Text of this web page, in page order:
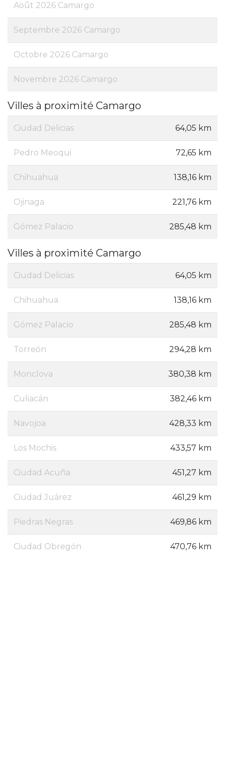
Août 2026 Camargo
Septembre 2026 Camargo
Octobre 2026 Camargo
Novembre 2026 Camargo
Villes à proximité Camargo
Ciudad Delicias 64,05 km
Pedro Meoqui 72,65 km
Chihuahua 138,16 km
Ojinaga 221,76 km
Gómez Palacio 285,48 km
Villes à proximité Camargo
Ciudad Delicias 64,05 km
Chihuahua 138,16 km
Gómez Palacio 285,48 km
Torreón 294,28 km
Monclova 380,38 km
Culiacán 382,46 km
Navojoa 428,33 km
Los Mochis 433,57 km
Ciudad Acuña 451,27 km
Ciudad Juárez 461,29 km
Piedras Negras 469,86 km
Ciudad Obregón 470,76 km